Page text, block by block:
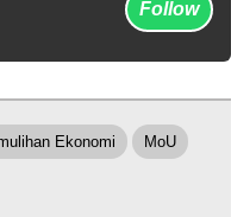
Follow
Ekonomi MoU